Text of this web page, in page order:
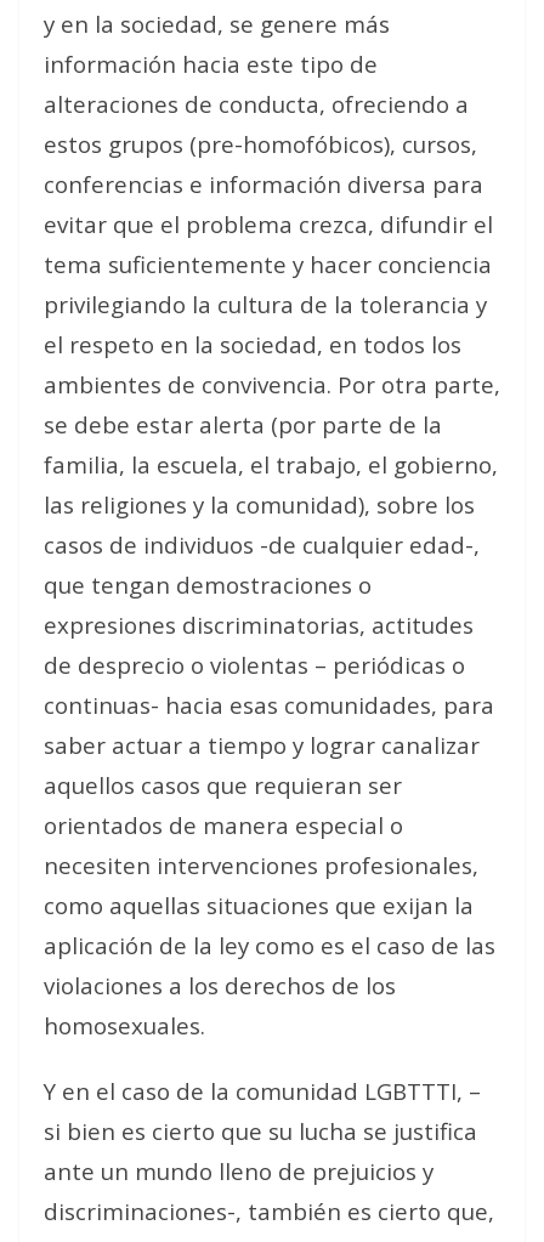
y en la sociedad, se genere más
información hacia este tipo de
alteraciones de conducta, ofreciendo a
estos grupos (pre-homofóbicos), cursos,
conferencias e información diversa para
evitar que el problema crezca, difundir el
tema suficientemente y hacer conciencia
privilegiando la cultura de la tolerancia y
el respeto en la sociedad, en todos los
ambientes de convivencia. Por otra parte,
se debe estar alerta (por parte de la
familia, la escuela, el trabajo, el gobierno,
las religiones y la comunidad), sobre los
casos de individuos -de cualquier edad-,
que tengan demostraciones o
expresiones discriminatorias, actitudes
de desprecio o violentas – periódicas o
continuas- hacia esas comunidades, para
saber actuar a tiempo y lograr canalizar
aquellos casos que requieran ser
orientados de manera especial o
necesiten intervenciones profesionales,
como aquellas situaciones que exijan la
aplicación de la ley como es el caso de las
violaciones a los derechos de los
homosexuales.
Y en el caso de la comunidad LGBTTTI, –
si bien es cierto que su lucha se justifica
ante un mundo lleno de prejuicios y
discriminaciones-, también es cierto que,